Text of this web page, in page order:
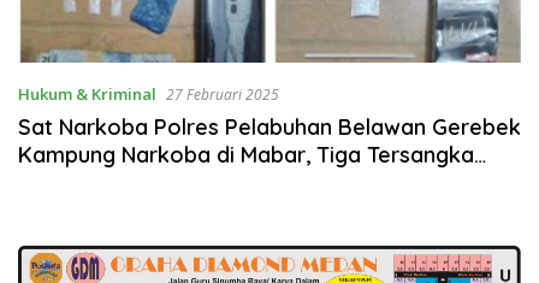
Hukum & Kriminal 27 Februari 2025
Sat Narkoba Polres Pelabuhan Belawan Gerebek
Kampung Narkoba di Mabar, Tiga Tersangka